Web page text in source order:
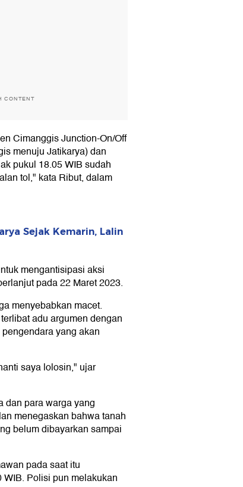
CONTENT
Cimanggis Junction-On/Off
menuju Jatikarya) dan
pukul 18.05 WIB sudah
tol," kata Ribut, dalam
Sejak Kemarin, Lalin
mengantisipasi aksi
pada 22 Maret 2023.
menyebabkan macet.
adu argumen dengan
yang akan
saya lolosin," ujar
dan para warga yang
menegaskan bahwa tanah
belum dibayarkan sampai
pada saat itu
Polisi pun melakukan